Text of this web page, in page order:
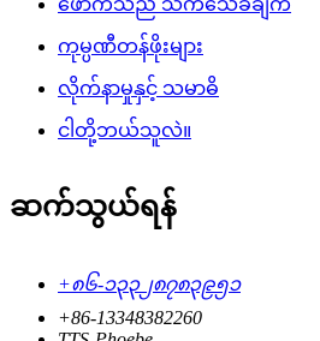
ဖောက်သည် သက်သေခံချက်
ကုမ္ပဏီတန်ဖိုးများ
လိုက်နာမှုနှင့် သမာဓိ
ငါတို့ဘယ်သူလဲ။
ဆက်သွယ်ရန်
+၈၆-၁၃၃၂၈၇၈၃၉၅၁
+86-13348382260